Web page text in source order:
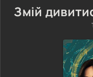
Змій